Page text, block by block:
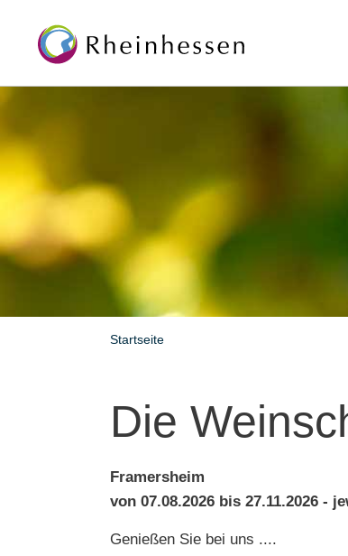
Startseite
Die
Framersheim
von 07.08.2026 bis 27.11.2026 -
Genießen Sie bei uns ....